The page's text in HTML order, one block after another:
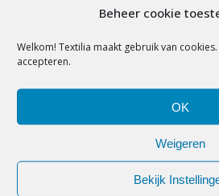
Beheer cookie
Welkom! Textilia maakt gebruik van
accepteren.
OK
Weigeren
Bekijk
COLLECTIES VOOR